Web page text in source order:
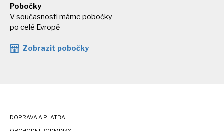
Pobočky
V současnosti máme pobočky
po celé Evropě
Zobrazit pobočky
DOPRAVA A PLATBA